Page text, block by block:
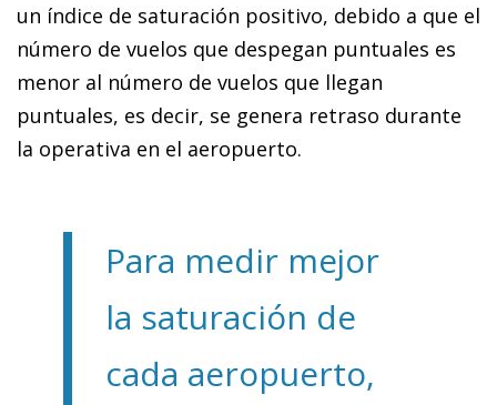
un índice de saturación positivo, debido a que el
número de vuelos que despegan puntuales es
menor al número de vuelos que llegan
puntuales, es decir, se genera retraso durante
la operativa en el aeropuerto.
Para medir mejor
la saturación de
cada aeropuerto,